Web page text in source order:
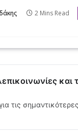
2 Mins Read
τις